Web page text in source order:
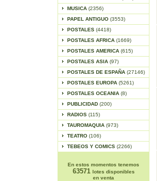
MUSICA (2356)
PAPEL ANTIGUO (3553)
POSTALES (4418)
POSTALES AFRICA (1669)
POSTALES AMERICA (615)
POSTALES ASIA (97)
POSTALES DE ESPAÑA (27146)
POSTALES EUROPA (5261)
POSTALES OCEANIA (8)
PUBLICIDAD (200)
RADIOS (115)
TAUROMAQUIA (973)
TEATRO (106)
TEBEOS Y COMICS (2266)
En estos momentos tenemos
63571 lotes disponibles
en venta